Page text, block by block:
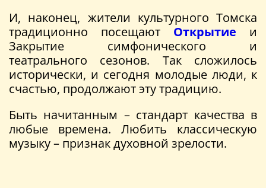
И, наконец, жители культурного Томска
традиционно посещают Открытие
и
Закрытие симфонического и
театрального сезонов. Так сложилось
исторически, и сегодня молодые люди, к
счастью, продолжают эту традицию.
Быть начитанным – стандарт качества в
любые времена. Любить классическую
музыку – признак духовной зрелости.